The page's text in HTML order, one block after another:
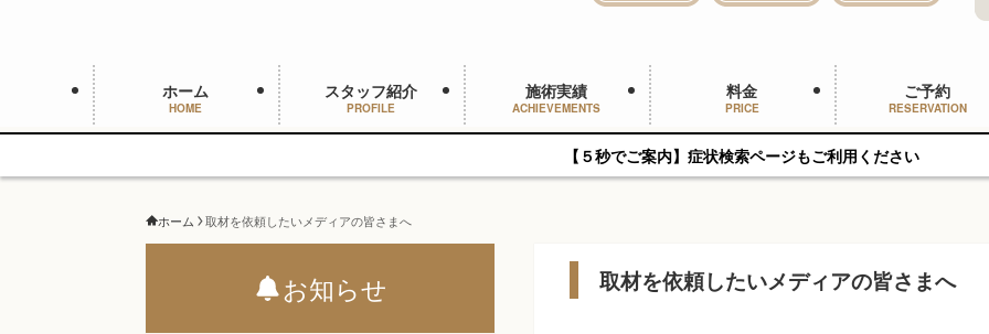
ホーム
HOME
スタッフ紹介
PROFILE
施術実績
ACHIEVEMENTS
料金
PRICE
ご予約
RESERVATION
【５秒でご案内】症状検索ページもご利用ください
ホーム 取材を依頼したいメディアの皆さまへ
取材を依頼したいメディアの皆さまへ
お知らせ